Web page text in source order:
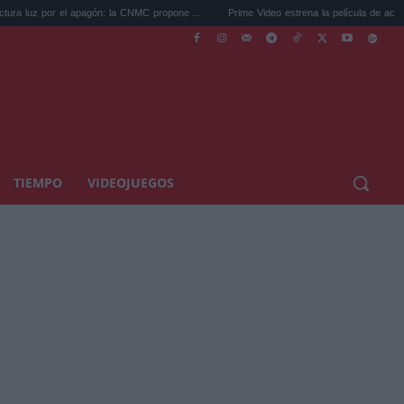
la CNMC propone ... Prime Video estrena la película de acción que ya a...
TIEMPO VIDEOJUEGOS